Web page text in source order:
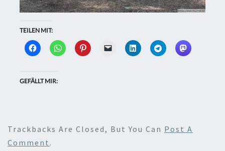
TEILEN MIT:
GEFÄLLT MIR:
Trackbacks Are Closed, But You Can Post A
Comment .